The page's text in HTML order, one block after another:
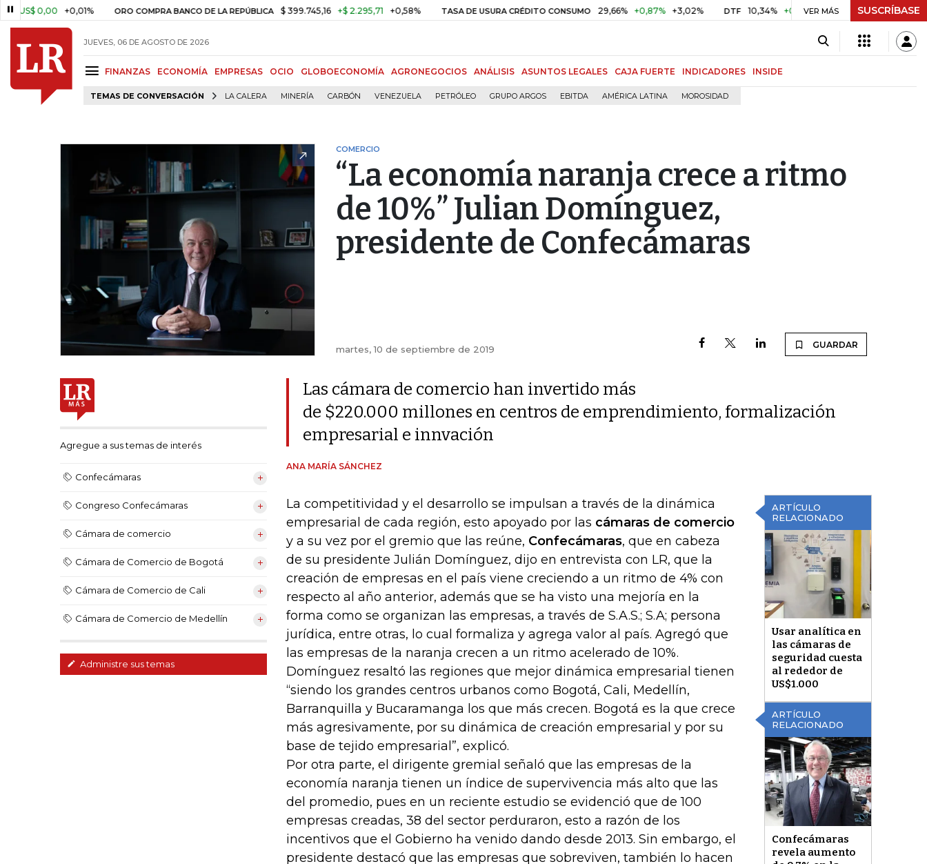
0,00 +0,01% ORO COMPRA BANCO DE LA REPÚBLICA $ 399.745,16 +$ 2.295,71 +0,58% TASA DE USURA CRÉDITO CONSUMO 29,66% +0,87% +3,02% DTF 10,34% +0,10% +0,98% UVR $ 416,86 +$
VER MÁS SUSCRÍBASE
JUEVES, 06 DE AGOSTO DE 2026
FINANZAS ECONOMÍA EMPRESAS OCIO GLOBOECONOMÍA AGRONEGOCIOS ANÁLISIS ASUNTOS LEGALES CAJA FUERTE INDICADORES INSIDE
TEMAS DE CONVERSACIÓN LA CALERA MINERÍA CARBÓN VENEZUELA PETRÓLEO GRUPO ARGOS EBITDA AMÉRICA LATINA MOROSIDAD
COMERCIO
“La economía naranja crece a ritmo
de 10%” Julian Domínguez,
presidente de Confecámaras
martes, 10 de septiembre de 2019 GUARDAR
Agregue a sus temas de interés
Confecámaras
Congreso Confecámaras
Cámara de comercio
Cámara de Comercio de Bogotá
Cámara de Comercio de Cali
Cámara de Comercio de Medellín
Administre sus temas
Las cámara de comercio han invertido más
de $220.000 millones en centros de emprendimiento, formalización
empresarial e innvación
ANA MARÍA SÁNCHEZ
ARTÍCULO
RELACIONADO
Usar analítica en
las cámaras de
seguridad cuesta
al rededor de
US$1.000
ARTÍCULO
RELACIONADO
Confecámaras
revela aumento
La competitividad y el desarrollo se impulsan a través de la dinámica
empresarial de cada región, esto apoyado por las cámaras de comercio
y a su vez por el gremio que las reúne, Confecámaras, que en cabeza
de su presidente Julián Domínguez, dijo en entrevista con LR, que la
creación de empresas en el país viene creciendo a un ritmo de 4% con
respecto al año anterior, además que se ha visto una mejoría en la
forma como se organizan las empresas, a través de S.A.S.; S.A; persona
jurídica, entre otras, lo cual formaliza y agrega valor al país. Agregó que
las empresas de la naranja crecen a un ritmo acelerado de 10%.
Domínguez resaltó las regiones que mejor dinámica empresarial tienen
“siendo los grandes centros urbanos como Bogotá, Cali, Medellín,
Barranquilla y Bucaramanga los que más crecen. Bogotá es la que crece
más agresivamente, por su dinámica de creación empresarial y por su
base de tejido empresarial”, explicó.
Por otra parte, el dirigente gremial señaló que las empresas de la
economía naranja tienen un índice de supervivencia más alto que las
del promedio, pues en un reciente estudio se evidenció que de 100
empresas creadas, 38 del sector perduraron, esto a razón de los
incentivos que el Gobierno ha venido dando desde 2013. Sin embargo, el
presidente destacó que las empresas que sobreviven, también lo hacen